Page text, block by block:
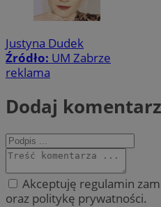
Justyna Dudek
Źródło: UM Zabrze
reklama
Dodaj komentarz
Akceptuję regulamin
oraz politykę prywatności.